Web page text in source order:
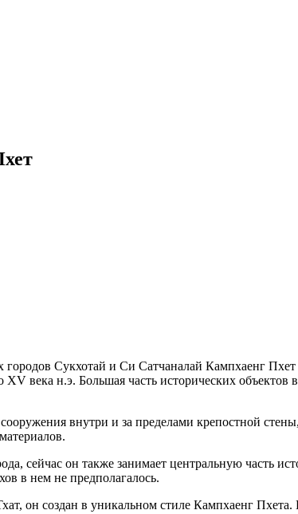
городов Сукхотай и Си Сатчаналай Кампхаенг
века н.э. Большая часть исторических объектов
внутри и за пределами крепостной
сейчас он также занимает центральную часть
в нем не предполагалось.
он создан в уникальном стиле Кампхаенг